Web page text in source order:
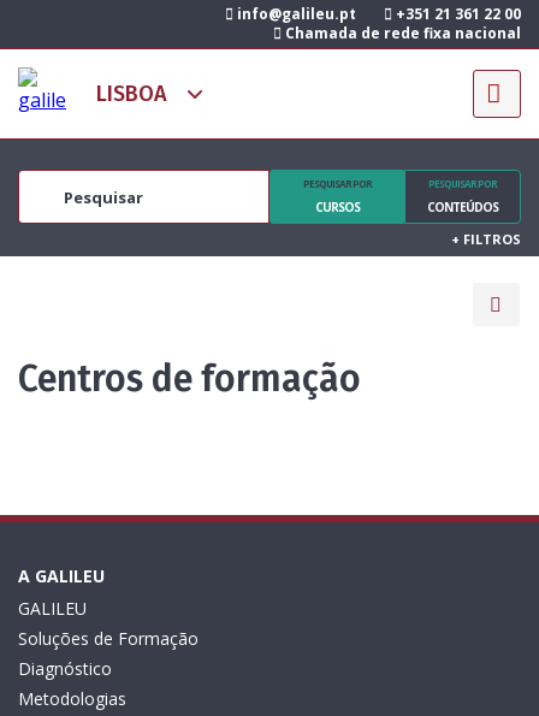
info@galileu.pt
+351 21 361 22 00
Chamada de rede fixa nacional
PESQUISAR POR
CURSOS
PESQUISAR POR
CONTEÚDOS
+ FILTROS
Centros de formação
A GALILEU
GALILEU
Soluções de Formação
Diagnóstico
Metodologias